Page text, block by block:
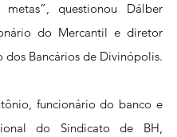
metas”, questionou Dálber
do Mercantil e diretor
dos Bancários de Divinópolis.
funcionário do banco e
do Sindicato de BH,